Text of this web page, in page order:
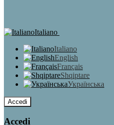
Italiano
Italiano
English
Français
Shqiptare
Українська
Accedi
Accedi